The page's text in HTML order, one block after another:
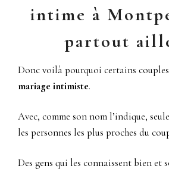
intime à
partout
Donc voilà pourquoi certains
mariage intimiste.
Avec, comme son nom l’indique,
les personnes les plus proches du
Des gens qui les connaissent bien et